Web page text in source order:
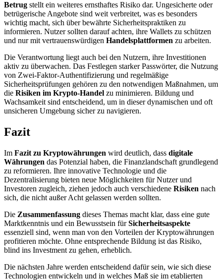
Betrug stellt ein weiteres ernsthaftes Risiko dar. Ungesicherte oder
betrügerische Angebote sind weit verbreitet, was es besonders
wichtig macht, sich über bewährte Sicherheitspraktiken zu
informieren. Nutzer sollten darauf achten, ihre Wallets zu schützen
und nur mit vertrauenswürdigen Handelsplattformen zu arbeiten.
Die Verantwortung liegt auch bei den Nutzern, ihre Investitionen
aktiv zu überwachen. Das Festlegen starker Passwörter, die Nutzung
von Zwei-Faktor-Authentifizierung und regelmäßige
Sicherheitsprüfungen gehören zu den notwendigen Maßnahmen, um
die Risiken im Krypto-Handel zu minimieren. Bildung und
Wachsamkeit sind entscheidend, um in dieser dynamischen und oft
unsicheren Umgebung sicher zu navigieren.
Fazit
Im Fazit zu Kryptowährungen wird deutlich, dass digitale
Währungen das Potenzial haben, die Finanzlandschaft grundlegend
zu reformieren. Ihre innovative Technologie und die
Dezentralisierung bieten neue Möglichkeiten für Nutzer und
Investoren zugleich, ziehen jedoch auch verschiedene Risiken nach
sich, die nicht außer Acht gelassen werden sollten.
Die Zusammenfassung dieses Themas macht klar, dass eine gute
Marktkenntnis und ein Bewusstsein fürSicherheitsaspekte
essenziell sind, wenn man von den Vorteilen der Kryptowährungen
profitieren möchte. Ohne entsprechende Bildung ist das Risiko,
blind ins Investment zu gehen, erheblich.
Die nächsten Jahre werden entscheidend dafür sein, wie sich diese
Technologien entwickeln und in welches Maß sie im etablierten